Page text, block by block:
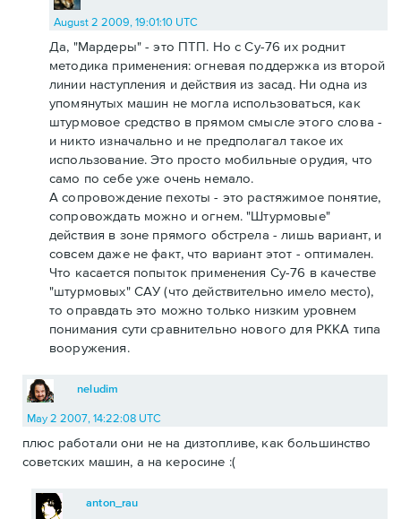
August 2 2009, 19:01:10 UTC
Да, "Мардеры" - это ПТП. Но с Су-76 их роднит
методика применения: огневая поддержка из второй
линии наступления и действия из засад. Ни одна из
упомянутых машин не могла использоваться, как
штурмовое средство в прямом смысле этого слова -
и никто изначально и не предполагал такое их
использование. Это просто мобильные орудия, что
само по себе уже очень немало.
А сопровождение пехоты - это растяжимое понятие,
сопровождать можно и огнем. "Штурмовые"
действия в зоне прямого обстрела - лишь вариант, и
совсем даже не факт, что вариант этот - оптимален.
Что касается попыток применения Су-76 в качестве
"штурмовых" САУ (что действительно имело место),
то оправдать это можно только низким уровнем
понимания сути сравнительно нового для РККА типа
вооружения.
neludim
May 2 2007, 14:22:08 UTC
плюс работали они не на дизтопливе, как большинство
советских машин, а на керосине :(
anton_rau